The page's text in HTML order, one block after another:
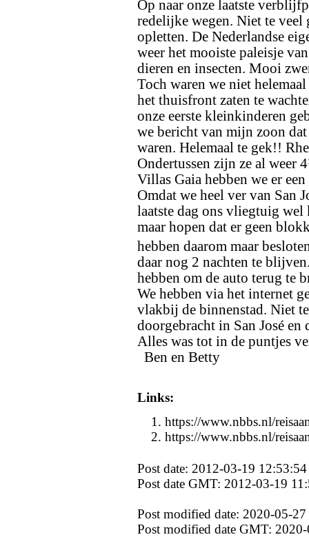
Op naar onze laatste
redelijke wegen. Niet te veel
opletten. De Nederlandse
weer het mooiste paleisje
dieren en insecten. Mooi
Toch waren we niet
het thuisfront zaten te
onze eerste kleinkinderen
we bericht van mijn zoon
waren. Helemaal te gek!!
Ondertussen zijn ze al weer
Villas Gaia hebben we er
Omdat we heel ver van San
laatste dag ons vliegtuig
maar hopen dat er geen
hebben daarom maar
daar nog 2 nachten te
hebben om de auto terug te
We hebben via het internet
vlakbij de binnenstad. Niet
doorgebracht in San José
Alles was tot in de puntjes
Ben en Betty
Links:
https://www.nbbs.nl/
https://www.nbbs.nl/
Post date: 2012-03-19 12:53:54
Post date GMT: 2012-03-19
Post modified date: 2020-05-
Post modified date GMT: